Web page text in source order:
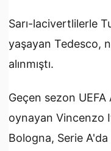
Sarı-lacivertlilerle
yaşayan Tedesco,
alınmıştı.
Geçen sezon
oynayan Vincenzo
Bologna, Serie A'da